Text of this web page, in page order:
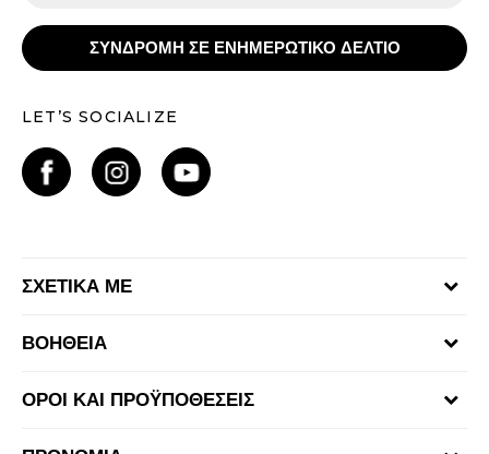
ΣΥΝΔΡΟΜΗ ΣΕ ΕΝΗΜΕΡΩΤΙΚΟ ΔΕΛΤΙΟ
LET’S SOCIALIZE
ΣΧΕΤΙΚΑ ΜΕ
Καταστήματα
ΒΟΗΘΕΙΑ
Αποστολή & Παράδοση
ΟΡΟΙ ΚΑΙ ΠΡΟΫΠΟΘΕΣΕΙΣ